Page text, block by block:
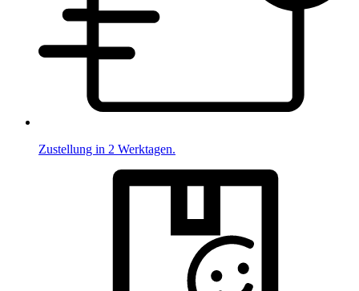
Zustellung in 2 Werktagen.